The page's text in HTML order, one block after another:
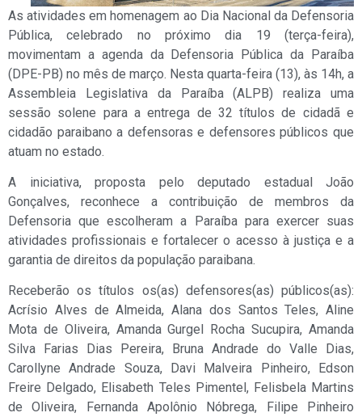
As atividades em homenagem ao Dia Nacional da Defensoria
Pública, celebrado no próximo dia 19 (terça-feira),
movimentam a agenda da Defensoria Pública da Paraíba
(DPE-PB) no mês de março. Nesta quarta-feira (13), às 14h, a
Assembleia Legislativa da Paraíba (ALPB) realiza uma
sessão solene para a entrega de 32 títulos de cidadã e
cidadão paraibano a defensoras e defensores públicos que
atuam no estado.
A iniciativa, proposta pelo deputado estadual João
Gonçalves, reconhece a contribuição de membros da
Defensoria que escolheram a Paraíba para exercer suas
atividades profissionais e fortalecer o acesso à justiça e a
garantia de direitos da população paraibana.
Receberão os títulos os(as) defensores(as) públicos(as):
Acrísio Alves de Almeida, Alana dos Santos Teles, Aline
Mota de Oliveira, Amanda Gurgel Rocha Sucupira, Amanda
Silva Farias Dias Pereira, Bruna Andrade do Valle Dias,
Carollyne Andrade Souza, Davi Malveira Pinheiro, Edson
Freire Delgado, Elisabeth Teles Pimentel, Felisbela Martins
de Oliveira, Fernanda Apolônio Nóbrega, Filipe Pinheiro